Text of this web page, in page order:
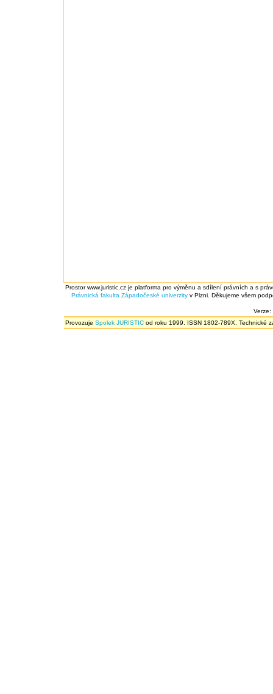
Prostor www.juristic.cz je platforma pro výměnu a sdílení právních a s
Právnická fakulta Západočeské univerzity v Plzni. Děkujeme všem
Verze:
Provozuje Spolek JURISTIC od roku 1999. ISSN 1802-789X. Technické